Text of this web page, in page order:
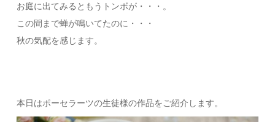
お庭に出てみるともうトンボが・・・。
この間まで蝉が鳴いてたのに・・・
秋の気配を感じます。
本日はポーセラーツの生徒様の作品をご紹介します。